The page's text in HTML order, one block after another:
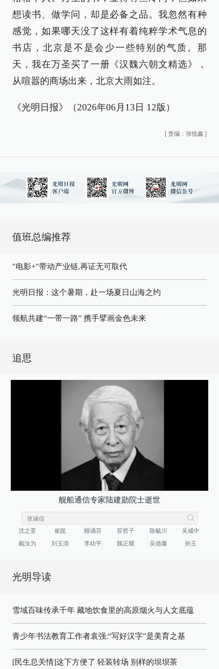
想读书、做学问，却是必备之品。我忽然有种
感觉，如果哪天没了这样有着纯粹学术气息的
书店，北京是不是会少一些特别的气质。那
天，我在万圣买了一册《汉魏六朝文精选》，
从喧嚣的商场出来，北京大雨如注。
《光明日报》（2026年06月13日 12版）
[ 责编：张悦鑫 ]
值班总编推荐
"电影+"带动产业链,再证无可取代
光明日报：这个暑期，赴一场夏日山海之约
领航共建“一带一路” 携手擘画金色未来
追思
舰船通信专家陆建勋院士逝世
沈之荃 崔崑 顾诵芬 苏哲子 陈毓川
吴咸中
戴汝为
刘玉清 李幼平 魏正耀 吴德馨 孙玉
光明导读
雪域百味传承千年 藏地饮食里的高原烟火与人文底蕴
青少年书法教育工作者袁强:“写好汉字”是美育之基
[民生总关情]这下方便了 轻装转场 别样的坝坝茶